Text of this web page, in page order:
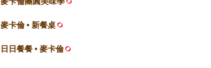
麥卡倫 • 新餐桌
日日餐餐 • 麥卡倫